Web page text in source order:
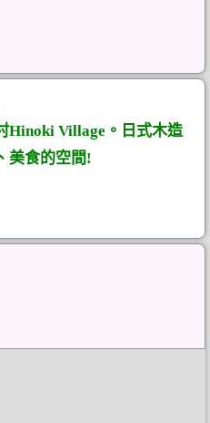
Hinoki Village。日式木造
美食的空間!